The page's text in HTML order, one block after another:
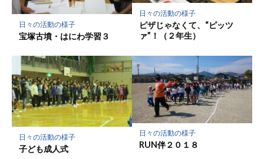
保
日々の活動の様子
宝塚古墳・はにわ学習３
日々の活動の様子
ピザじゃなくて、“ピッツ
ァ”！（２年生）
日々の活動の様子
子ども成人式
日々の活動の様子
RUN伴２０１８